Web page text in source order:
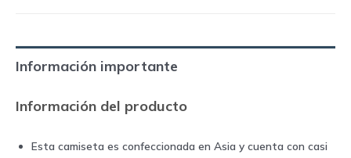
home
|
quantity
Información importante
Información del producto
Esta camiseta es confeccionada en Asia y cuenta con casi